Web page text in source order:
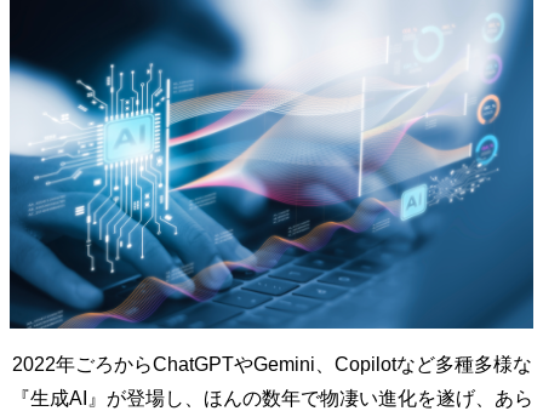
2022年ごろからChatGPTやGemini、Copilotなど多種多様な
『生成AI』が登場し、ほんの数年で物凄い進化を遂げ、あら